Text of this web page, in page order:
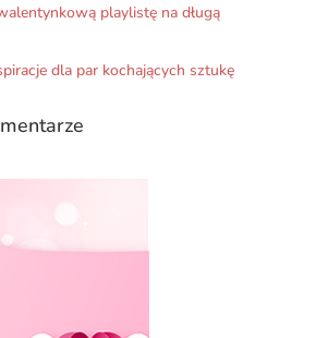
playlistę na długą
dla par kochających sztukę